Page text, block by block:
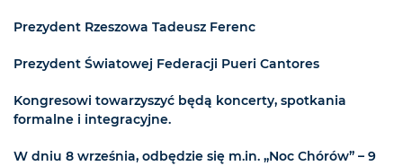
Prezydent Rzeszowa Tadeusz Ferenc
Prezydent Światowej Federacji Pueri Cantores
Kongresowi towarzyszyć będą koncerty, spotkania
formalne i integracyjne.
W dniu 8 września, odbędzie się m.in. „Noc Chórów” – 9